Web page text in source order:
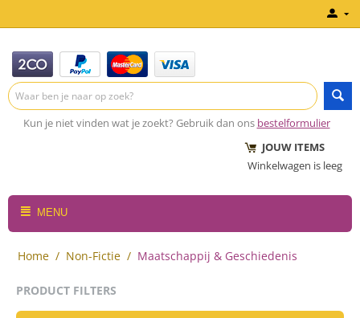
Kun je niet vinden wat je zoekt? Gebruik dan ons bestelformulier
JOUW ITEMS
Winkelwagen is leeg
MENU
Home / Non-Fictie / Maatschappij & Geschiedenis
PRODUCT FILTERS